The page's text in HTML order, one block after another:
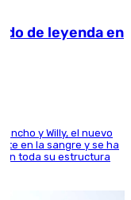
de leyenda en
y Willy, el nuevo
en la sangre y se ha
en toda su estructura